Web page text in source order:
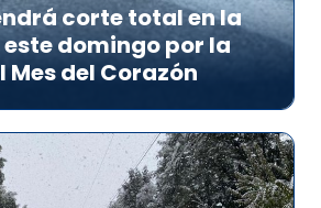
corte total en la
domingo por la
del Corazón